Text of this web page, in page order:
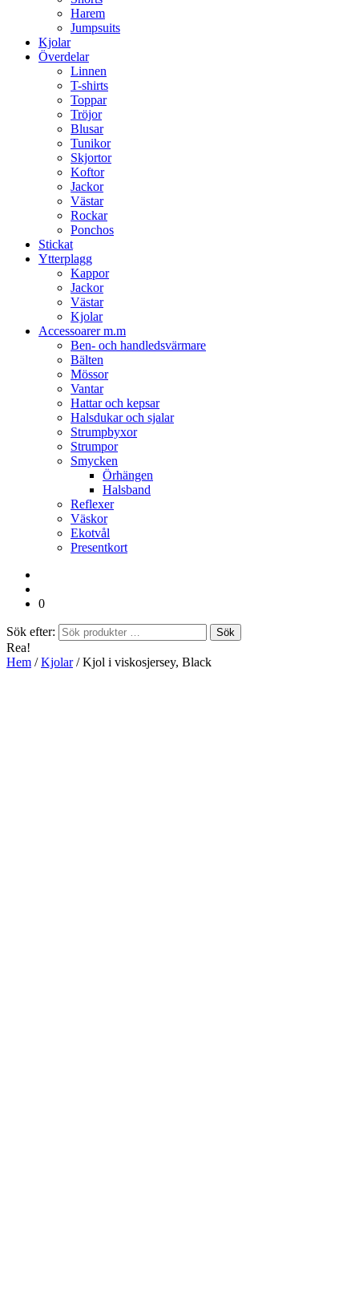
Harem
Jumpsuits
Kjolar
Överdelar
Linnen
T-shirts
Toppar
Tröjor
Blusar
Tunikor
Skjortor
Koftor
Jackor
Västar
Rockar
Ponchos
Stickat
Ytterplagg
Kappor
Jackor
Västar
Kjolar
Accessoarer m.m
Ben- och handledsvärmare
Bälten
Mössor
Vantar
Hattar och kepsar
Halsdukar och sjalar
Strumpbyxor
Strumpor
Smycken
Örhängen
Halsband
Reflexer
Väskor
Ekotvål
Presentkort
0
Sök efter: Sök
Rea!
Hem /Kjolar/ Kjol i viskosjersey, Black